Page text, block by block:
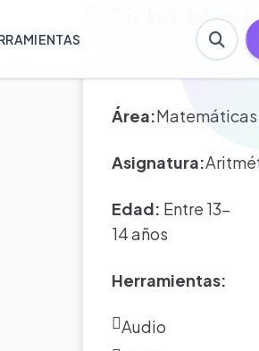
Ficha
Área:Matemáticas
Asignatura:
Edad: Entre 13-
14 años
Herramientas:
Audio